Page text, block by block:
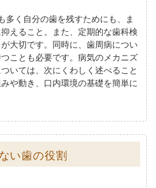
多く自分の歯を残すためにも、ま
えること。また、定期的な歯科検
大切です。同時に、歯周病につい
ことも必要です。病気のメカニズ
いては、次にくわしく述べること
や動き、口内環境の基礎を簡単に
い歯の役割